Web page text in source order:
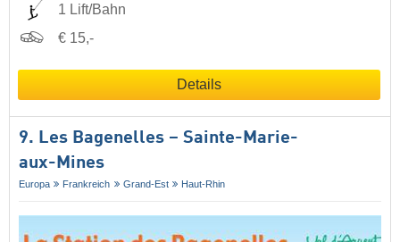
1 Lift/Bahn
€ 15,-
Details
9. Les Bagenelles – Sainte-Marie-
aux-Mines
Europa Frankreich Grand-Est Haut-Rhin